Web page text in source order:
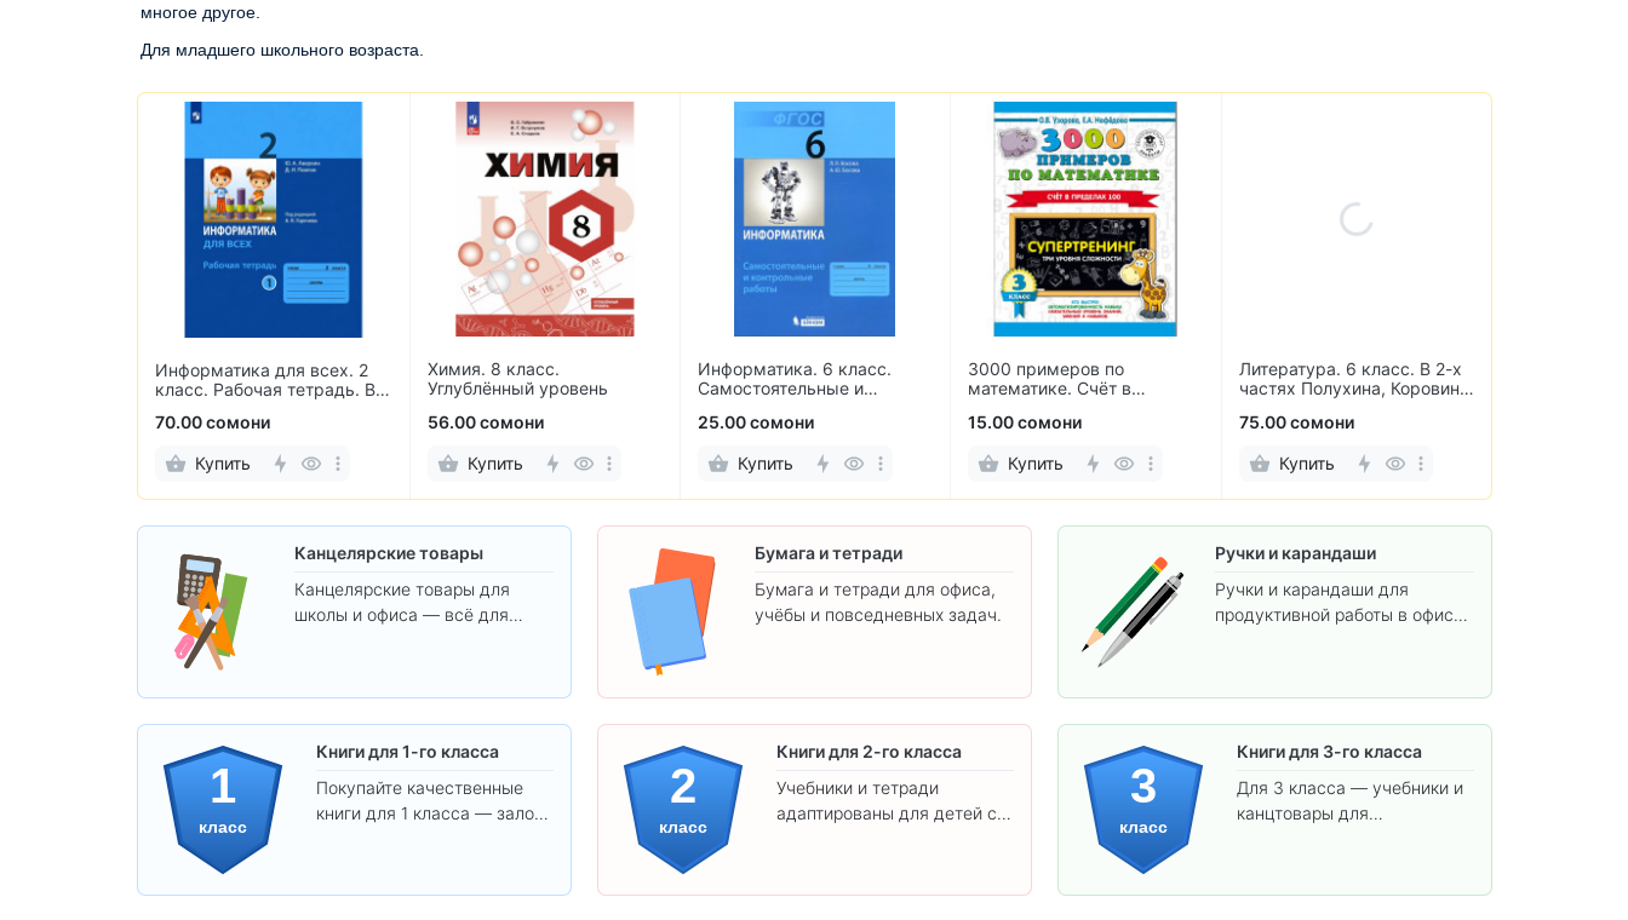
многое другое.
Для младшего школьного возраста.
Информатика для всех. 2
класс. Рабочая тетрадь. В
70.00 сомони
Купить
Химия. 8 класс.
Углублённый уровень
56.00 сомони
Купить
Информатика. 6 класс.
Самостоятельные и
25.00 сомони
Купить
3000 примеров по
математике. Счёт в
15.00 сомони
Купить
Литература. 6 класс. В 2-х
частях Полухина, Коровина,
75.00 сомони
Купить
Канцелярские товары
Канцелярские товары для
школы и офиса — всё для
Бумага и тетради
Бумага и тетради для офиса,
учёбы и повседневных задач.
Ручки и карандаши
Ручки и карандаши для
продуктивной работы в офисе
1
класс
Книги для 1-го класса
Покупайте качественные
книги для 1 класса — залог
2
класс
Книги для 2-го класса
Учебники и тетради
адаптированы для детей с
товары соответствуют
3
класс
Книги для 3-го класса
Для 3 класса — учебники и
канцтовары для